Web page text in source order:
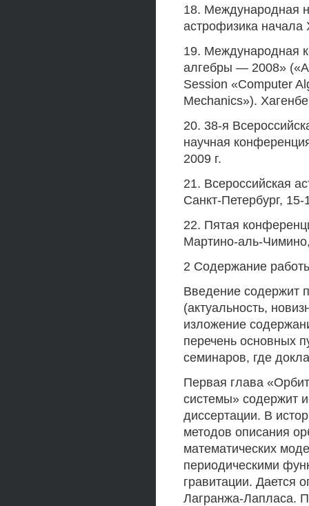
18. Международная
астрофизика начала
19. Международная
алгебры — 2008»
Session «Computer
Mechanics»).
20. 38-я
научная
2009 г.
21. Всероссийская
Санкт-Петербург,
22. Пятая
Мартино-аль-
2 Содержание
Введение содержит
(актуальность,
изложение
перечень основных
семинаров, где
Первая глава
системы» содержит
диссертации. В
методов описания
математических
периодическими
гравитации. Дается
Лагранжа-Лапласа.